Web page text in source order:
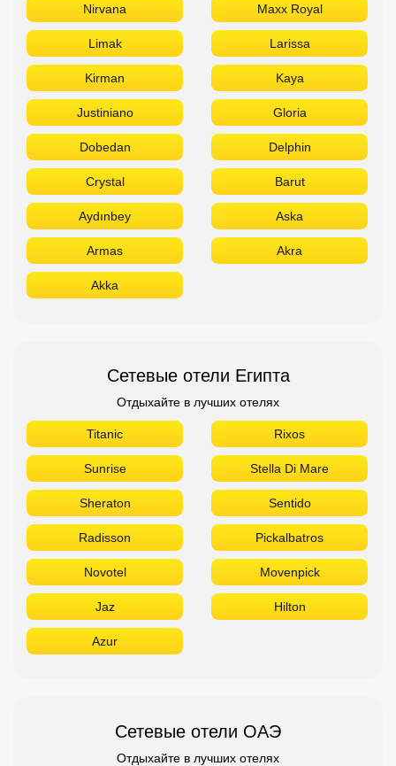
Nirvana Maxx Royal
Limak Larissa
Kirman Kaya
Justiniano Gloria
Dobedan Delphin
Crystal Barut
Aydınbey Aska
Armas Akra
Akka
Сетевые отели Египта
Отдыхайте в лучших отелях
Titanic Rixos
Sunrise Stella Di Mare
Sheraton Sentido
Radisson Pickalbatros
Novotel Movenpick
Jaz Hilton
Azur
Сетевые отели ОАЭ
Отдыхайте в лучших отелях